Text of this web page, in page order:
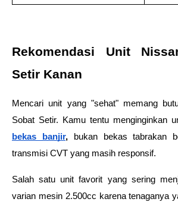
Rekomendasi Unit
Setir Kanan
Mencari unit yang "sehat" memang
bekas banjir,
bukan bekas tabrakan
transmisi CVT yang masih responsif.
Salah satu unit favorit yang sering
varian mesin 2.500cc karena tenaganya